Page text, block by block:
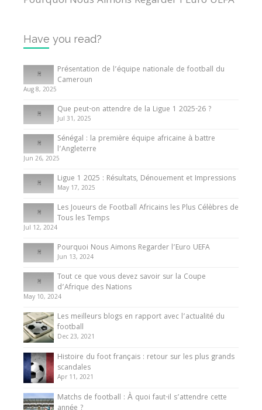
Internationales
Tout ce que vous devez savoir sur la Coupe
d’Afrique des Nations
10 May 2024
Internationales
Présentation de l’équipe nationale de football
du Cameroun
8 August 2025
Have you read?
Présentation de l’équipe nationale de football du
Cameroun
Aug 8, 2025
Que peut-on attendre de la Ligue 1 2025-26 ?
Jul 31, 2025
Sénégal : la première équipe africaine à battre
l’Angleterre
Jun 26, 2025
Ligue 1 2025 : Résultats, Dénouement et Impressions
May 17, 2025
Les Joueurs de Football Africains les Plus Célèbres de
Tous les Temps
Jul 12, 2024
Pourquoi Nous Aimons Regarder l’Euro UEFA
Jun 13, 2024
Tout ce que vous devez savoir sur la Coupe
d’Afrique des Nations
May 10, 2024
Les meilleurs blogs en rapport avec l’actualité du
football
Dec 23, 2021
Histoire du foot français : retour sur les plus grands
scandales
Apr 11, 2021
Matchs de football : À quoi faut-il s’attendre cette